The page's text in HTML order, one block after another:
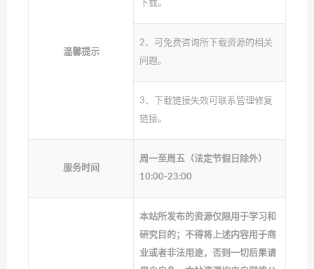
温馨提示
下载。
2、可免费咨询所下载资源的相关
问题。
3、下载链接失效可联系管理修复
链接。
服务时间
周一至周五（法定节假日除外）
10:00-23:00
本站所发布的资源仅限用于学习和
研究目的；不得将上述内容用于商
业或者非法用途，否则一切后果请